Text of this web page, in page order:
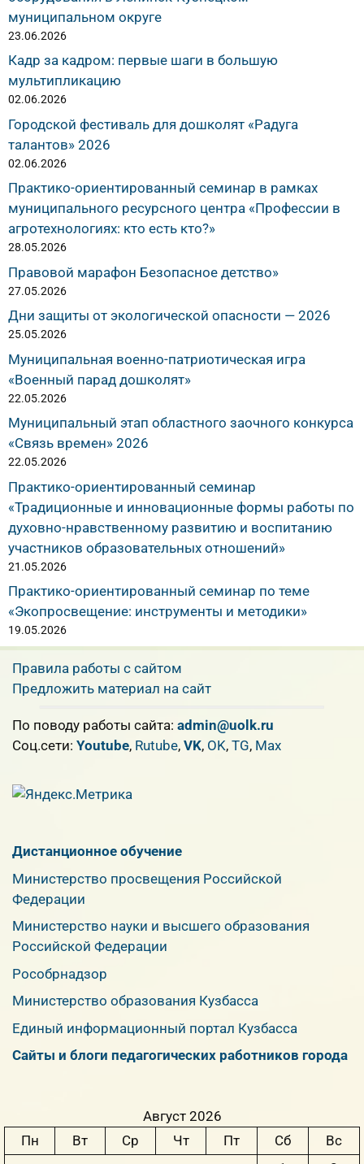
муниципальном округе
23.06.2026
Кадр за кадром: первые шаги в большую
мультипликацию
02.06.2026
Городской фестиваль для дошколят «Радуга
талантов» 2026
02.06.2026
Практико-ориентированный семинар в рамках
муниципального ресурсного центра «Профессии в
агротехнологиях: кто есть кто?»
28.05.2026
Правовой марафон Безопасное детство»
27.05.2026
Дни защиты от экологической опасности — 2026
25.05.2026
Муниципальная военно-патриотическая игра
«Военный парад дошколят»
22.05.2026
Муниципальный этап областного заочного конкурса
«Связь времен» 2026
22.05.2026
Практико-ориентированный семинар
«Традиционные и инновационные формы работы по
духовно-нравственному развитию и воспитанию
участников образовательных отношений»
21.05.2026
Практико-ориентированный семинар по теме
«Экопросвещение: инструменты и методики»
19.05.2026
Правила работы с сайтом
Предложить материал на сайт
По поводу работы сайта: admin@uolk.ru
Cоц.сети: Youtube, Rutube, VK, OK, TG, Max
Дистанционное обучение
Министерство просвещения Российской
Федерации
Министерство науки и высшего образования
Российской Федерации
Рособрнадзор
Министерство образования Кузбасса
Единый информационный портал Кузбасса
Сайты и блоги педагогических работников города
Август 2026
Пн
Вт Ср Чт Пт Сб
Вс